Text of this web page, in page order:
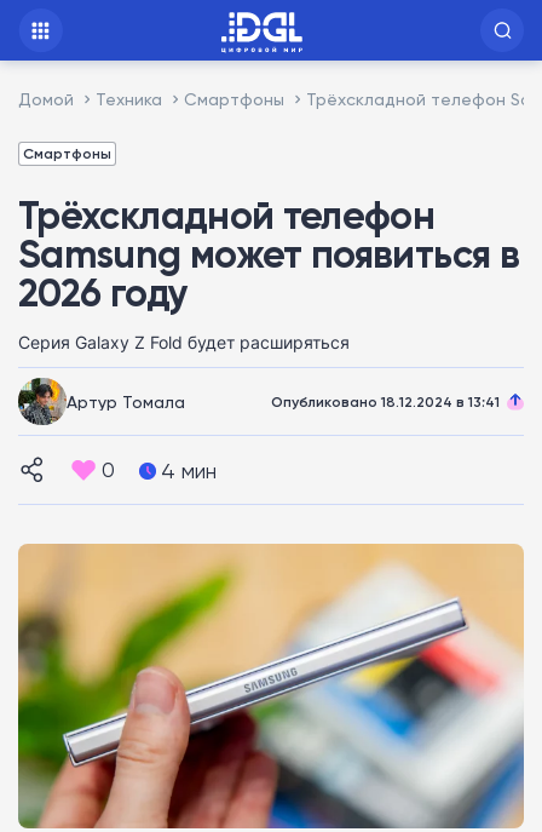
Домой Техника Смартфоны Трёхскладной телефон
Смартфоны
Трёхскладной телефон
Samsung может появиться в
2026 году
Серия Galaxy Z Fold будет расширяться
Артур Томала Опубликовано 18.12.2024 в 13:41
0 4 мин